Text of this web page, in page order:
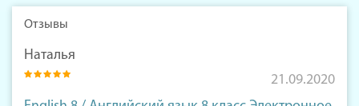
Отзывы
Наталья
21.09.2020